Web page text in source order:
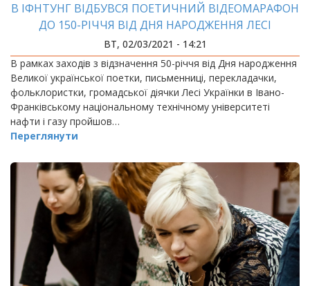
В ІФНТУНГ ВІДБУВСЯ ПОЕТИЧНИЙ ВІДЕОМАРАФОН
ДО 150-РІЧЧЯ ВІД ДНЯ НАРОДЖЕННЯ ЛЕСІ
УКРАЇНКИ
ВТ, 02/03/2021 - 14:21
В рамках заходів з відзначення 50-річчя від Дня народження
Великої української поетки, письменниці, перекладачки,
фольклористки, громадської діячки Лесі Українки в Івано-
Франківському національному технічному університеті
нафти і газу пройшов…
Переглянути